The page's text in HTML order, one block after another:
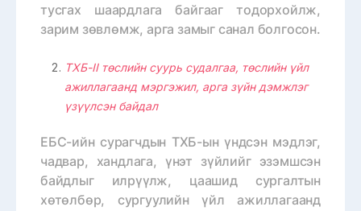
тусгах шаардлага байгааг тодорхойлж,
зарим зөвлөмж, арга замыг санал болгосон.
ТХБ-II төслийн суурь судалгаа, төслийн үйл
ажиллагаанд мэргэжил, арга зүйн дэмжлэг
үзүүлсэн байдал
ЕБС-ийн сурагчдын ТХБ-ын үндсэн мэдлэг,
чадвар, хандлага, үнэт зүйлийг эзэмшсэн
байдлыг илрүүлж, цаашид сургалтын
хөтөлбөр, сургуулийн үйл ажиллагаанд